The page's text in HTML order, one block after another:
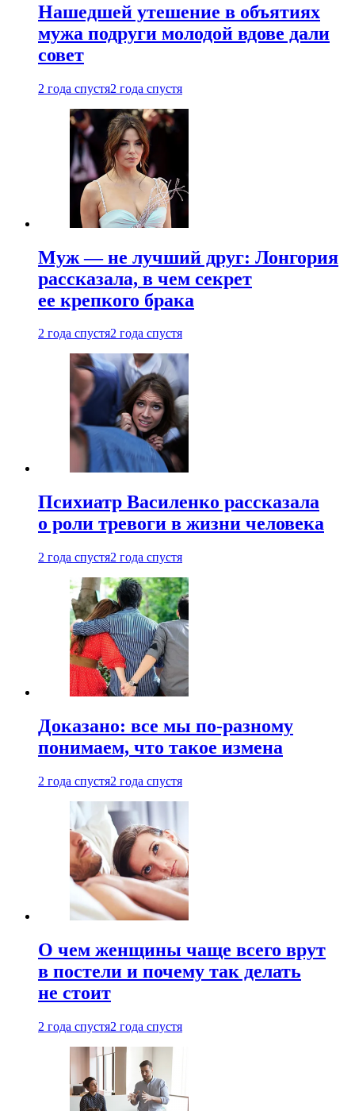
Нашедшей утешение в объятиях
мужа подруги молодой вдове дали
совет
2 года спустя2 года спустя
Муж — не лучший друг: Лонгория
рассказала, в чем секрет
ее крепкого брака
2 года спустя2 года спустя
Психиатр Василенко рассказала
о роли тревоги в жизни человека
2 года спустя2 года спустя
Доказано: все мы по-разному
понимаем, что такое измена
2 года спустя2 года спустя
О чем женщины чаще всего врут
в постели и почему так делать
не стоит
2 года спустя2 года спустя